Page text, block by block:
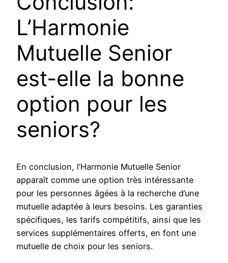
L’Harmonie
Mutuelle Senior
est-elle la bonne
option pour les
seniors?
En conclusion, l’Harmonie Mutuelle Senior
apparaît comme une option très intéressante
pour les personnes âgées à la recherche d’une
mutuelle adaptée à leurs besoins. Les garanties
spécifiques, les tarifs compétitifs, ainsi que les
services supplémentaires offerts, en font une
mutuelle de choix pour les seniors.